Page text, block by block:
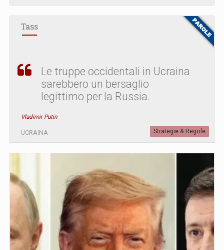
Tass
Le truppe occidentali in Ucraina
sarebbero un bersaglio
legittimo per la Russia.
Vladimir Putin
UCRAINA Strategie & Regole